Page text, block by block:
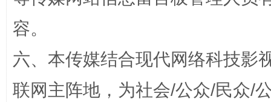
招工难、用工荒背后
容。
六、本传媒结合现代网络科技影
联网主阵地，为社会/公众/民众/